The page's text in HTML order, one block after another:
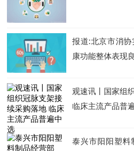
报道:北京市消
康功能整体表现
观速讯丨国家组
临床主流产品普
泰兴市阳阳塑料